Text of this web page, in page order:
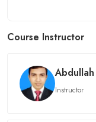
Course Instructor
Instructor